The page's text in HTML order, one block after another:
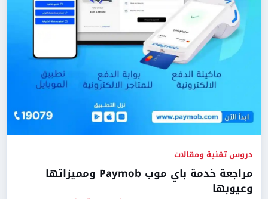
دروس تقنية ومقالات
مراجعة خدمة باي موب Paymob ومميزاتها
وعيوبها